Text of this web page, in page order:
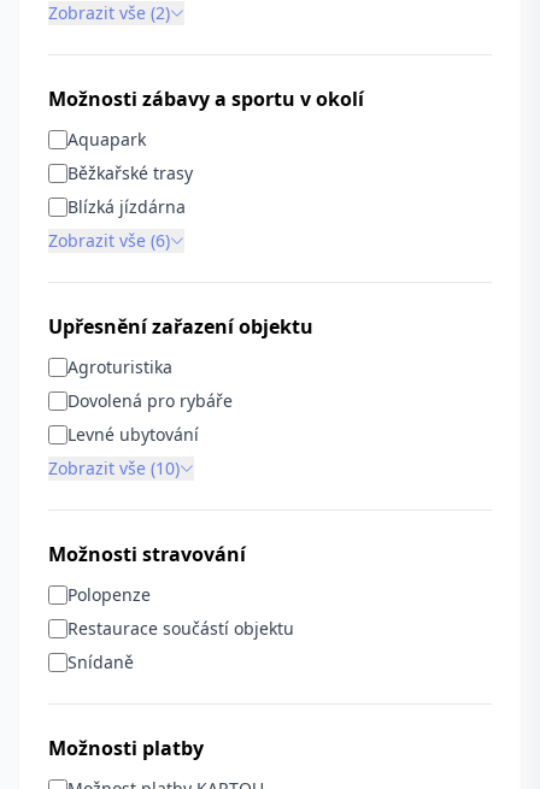
Zobrazit vše (2)
Možnosti zábavy a sportu v okolí
Aquapark
Běžkařské trasy
Blízká jízdárna
Zobrazit vše (6)
Upřesnění zařazení objektu
Agroturistika
Dovolená pro rybáře
Levné ubytování
Zobrazit vše (10)
Možnosti stravování
Polopenze
Restaurace součástí objektu
Snídaně
Možnosti platby